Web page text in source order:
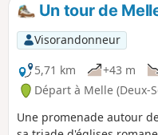
Un tour de
Visorandonneur
5,71 km
+43 m
Départ à Melle (Deux-
Une promenade autour